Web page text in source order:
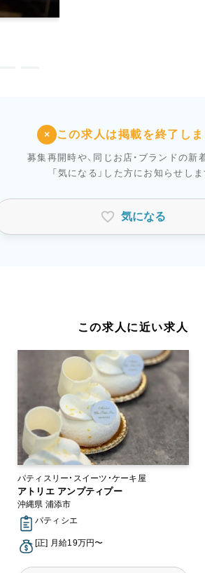
× この求人は掲載を終了し
募集再開時や、同じお店・ブランドの新
「気になる」した方にお知らせしま
気になる
この求人に近い求人
パティスリー・スイーツ・ケーキ屋
アトリエ アンプティプー
沖縄県 浦添市
パティシエ
[正] 月給19万円〜